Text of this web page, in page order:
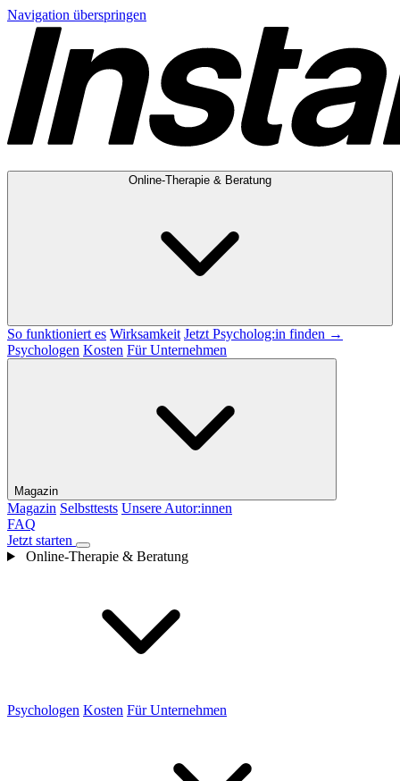
Navigation überspringen
Online-Therapie & Beratung
So funktioniert es Wirksamkeit Jetzt Psycholog:in finden →
Psychologen Kosten Für Unternehmen
Magazin
Magazin Selbsttests Unsere Autor:innen
FAQ
Jetzt starten
Online-Therapie & Beratung
Psychologen Kosten Für Unternehmen